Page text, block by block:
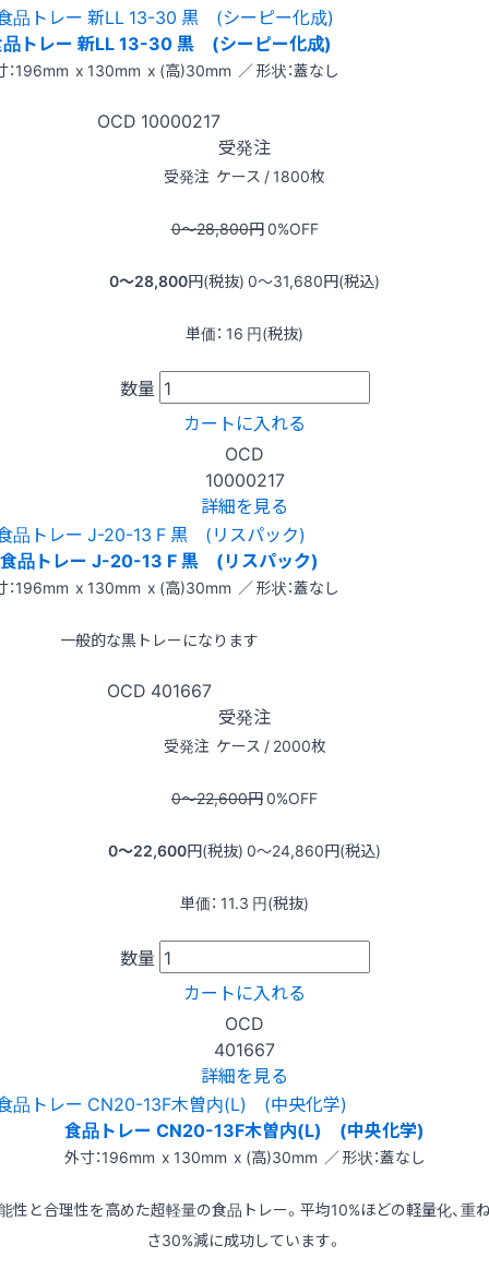
トレー 新LL 13-30 黒 (シーピー化成)
：196mm x 130mm x (高)30mm ／ 形状：蓋なし
OCD 10000217
受発注
受発注 ケース / 1800枚
0〜28,800円0%OFF
0〜28,800円(税抜) 0〜31,680円(税込)
単価： 16 円(税抜)
数量
カートに入れる
OCD
10000217
詳細を見る
食品トレー J-20-13 F 黒 (リスパック)
：196mm x 130mm x (高)30mm ／ 形状：蓋なし
一般的な黒トレーになります
OCD 401667
受発注
受発注 ケース / 2000枚
0〜22,600円0%OFF
0〜22,600円(税抜) 0〜24,860円(税込)
単価： 11.3 円(税抜)
数量
カートに入れる
OCD
401667
詳細を見る
食品トレー CN20-13F木曽内(L) (中央化学)
外寸：196mm x 130mm x (高)30mm ／ 形状：蓋なし
性と合理性を高めた超軽量の食品トレー。平均10%ほどの軽量化、重
さ30%減に成功しています。